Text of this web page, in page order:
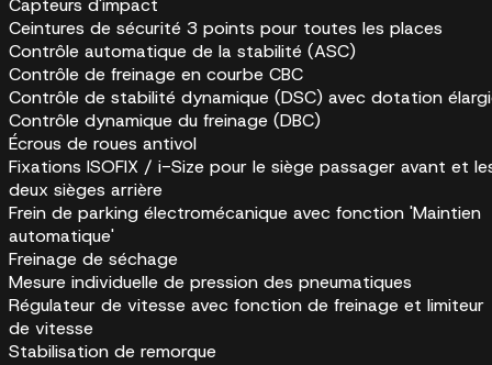
Capteurs d'impact
Ceintures de sécurité 3 points pour toutes les places
Contrôle automatique de la stabilité (ASC)
Contrôle de freinage en courbe CBC
Contrôle de stabilité dynamique (DSC) avec dotation
Contrôle dynamique du freinage (DBC)
Écrous de roues antivol
Fixations ISOFIX / i-Size pour le siège passager avant et
deux sièges arrière
Frein de parking électromécanique avec fonction 'Maintien
automatique'
Freinage de séchage
Mesure individuelle de pression des pneumatiques
Régulateur de vitesse avec fonction de freinage et limiteur
de vitesse
Stabilisation de remorque